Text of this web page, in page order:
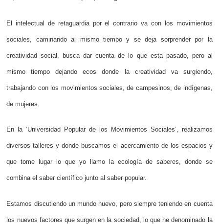
El intelectual de retaguardia por el contrario va con los movimientos
sociales, caminando al mismo tiempo y se deja sorprender por la
creatividad social, busca dar cuenta de lo que esta pasado, pero al
mismo tiempo dejando ecos donde la creatividad va surgiendo,
trabajando con los movimientos sociales, de campesinos, de indígenas,
de mujeres.
En la ‘Universidad Popular de los Movimientos Sociales’, realizamos
diversos talleres y donde buscamos el acercamiento de los espacios y
que tome lugar lo que yo llamo la ecología de saberes, donde se
combina el saber científico junto al saber popular.
Estamos discutiendo un mundo nuevo, pero siempre teniendo en cuenta
los nuevos factores que surgen en la sociedad, lo que he denominado la